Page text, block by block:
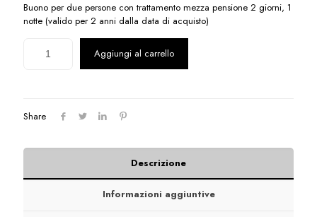
Buono per due persone con trattamento mezza pensione 2 giorni, 1
notte (valido per 2 anni dalla data di acquisto)
Aggiungi al carrello
Share
Descrizione
Informazioni aggiuntive